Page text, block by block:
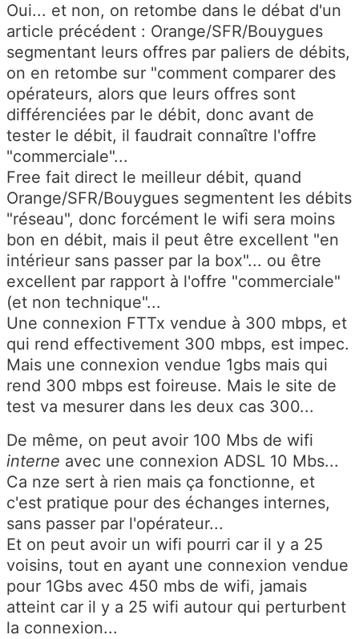
Oui... et non, on retombe dans le débat d'un
article précédent : Orange/SFR/Bouygues
segmentant leurs offres par paliers de débits,
on en retombe sur "comment comparer des
opérateurs, alors que leurs offres sont
différenciées par le débit, donc avant de
tester le débit, il faudrait connaître l'offre
"commerciale"...
Free fait direct le meilleur débit, quand
Orange/SFR/Bouygues segmentent les débits
"réseau", donc forcément le wifi sera moins
bon en débit, mais il peut être excellent "en
intérieur sans passer par la box"... ou être
excellent par rapport à l'offre "commerciale"
(et non technique"...
Une connexion FTTx vendue à 300 mbps, et
qui rend effectivement 300 mbps, est impec.
Mais une connexion vendue 1gbs mais qui
rend 300 mbps est foireuse. Mais le site de
test va mesurer dans les deux cas 300...
De même, on peut avoir 100 Mbs de wifi
interne avec une connexion ADSL 10 Mbs...
Ca nze sert à rien mais ça fonctionne, et
c'est pratique pour des échanges internes,
sans passer par l'opérateur...
Et on peut avoir un wifi pourri car il y a 25
voisins, tout en ayant une connexion vendue
pour 1Gbs avec 450 mbs de wifi, jamais
atteint car il y a 25 wifi autour qui perturbent
la connexion...